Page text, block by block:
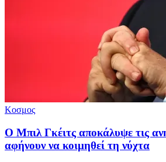
Κοσμος
O Μπιλ Γκέιτς αποκάλυψε τις
αφήνουν να κοιμηθεί τη νύχτα